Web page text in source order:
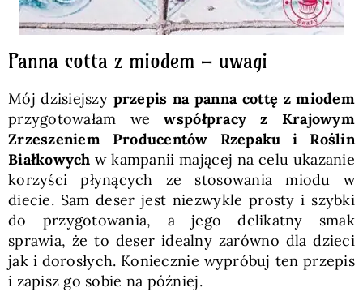
Panna cotta z miodem – uwagi
Mój dzisiejszy przepis na panna cottę z miodem
przygotowałam wewspółpracy z Krajowym
Zrzeszeniem Producentów Rzepaku i Roślin
Białkowychw kampanii mającej na celu ukazanie
korzyści płynących ze stosowania miodu w
diecie. Sam deser jest niezwykle prosty i szybki
do przygotowania, a jego delikatny smak
sprawia, że to deser idealny zarówno dla dzieci
jak i dorosłych. Koniecznie wypróbuj ten przepis
i zapisz go sobie na później.